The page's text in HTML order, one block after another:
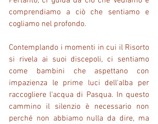
comprendiamo a ciò che sentiamo e
cogliamo nel profondo.
Contemplando i momenti in cui il Risorto
si rivela ai suoi discepoli, ci sentiamo
come bambini che aspettano con
impazienza le prime luci dell'alba per
raccogliere l'acqua di Pasqua. In questo
cammino il silenzio è necessario non
perché non abbiamo nulla da dire, ma